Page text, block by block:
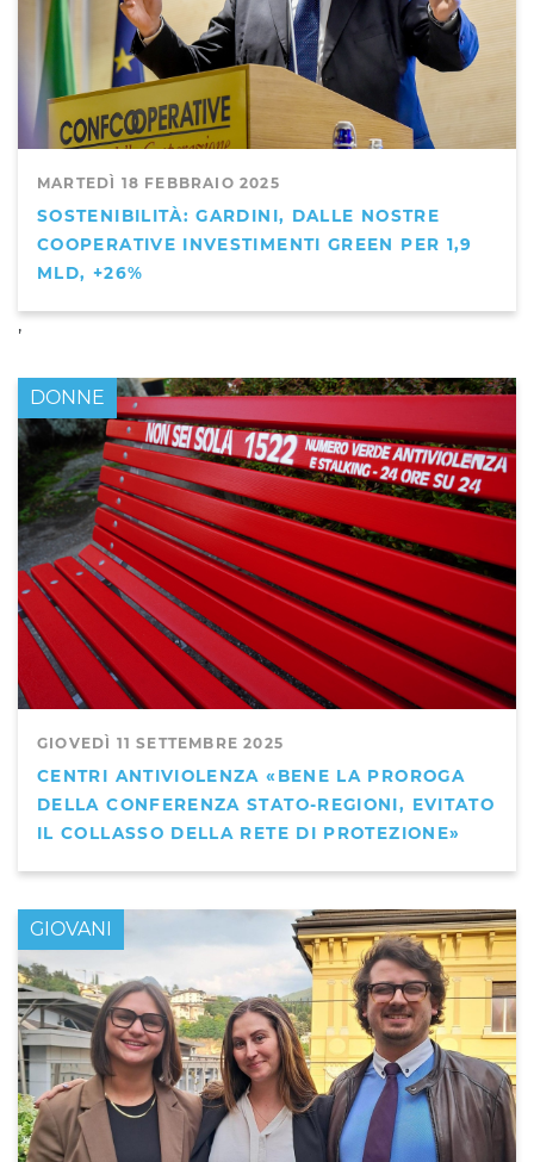
MARTEDÌ 18 FEBBRAIO 2025
SOSTENIBILITÀ: GARDINI, DALLE NOSTRE
COOPERATIVE INVESTIMENTI GREEN PER 1,9
MLD, +26%
,
GIOVEDÌ 11 SETTEMBRE 2025
CENTRI ANTIVIOLENZA «BENE LA PROROGA
DELLA CONFERENZA STATO-REGIONI, EVITATO
IL COLLASSO DELLA RETE DI PROTEZIONE»
DONNE
GIOVANI